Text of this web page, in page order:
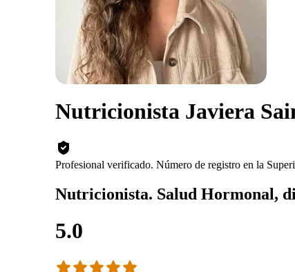
Nutricionista Javiera
Profesional verificado. Número de registro en la
Nutricionista. Salud Hormonal,
5.0